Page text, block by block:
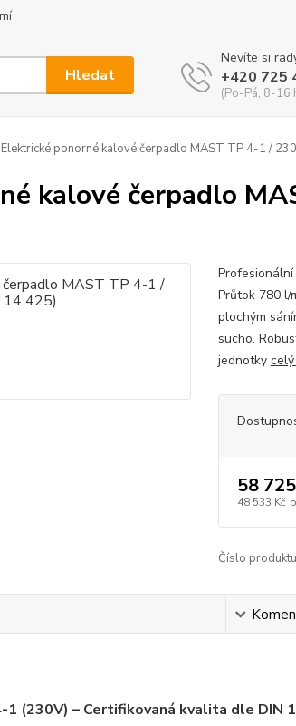
Hledat
Nevíte si
+420 725
(Po-Pá, 8-16
Elektrické ponorné kalové čerpadlo MAST TP 4-1 /
kalové čerpadlo
Průtok 780 l/
plochým
sucho.
jednotky
58
48 533 Kč
Číslo
(230V) – Certifikovaná kvalita dle DIN